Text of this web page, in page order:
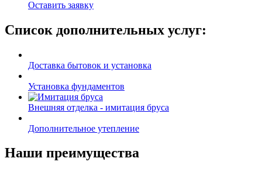
Оставить заявку
Список дополнительных услуг:
Доставка бытовок и установка
Установка фундаментов
Внешняя отделка - имитация бруса
Дополнительное утепление
Наши преимущества